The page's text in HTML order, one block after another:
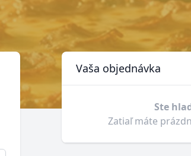
Košík
Vaša objednávka
Ste
Zatiaľ máte